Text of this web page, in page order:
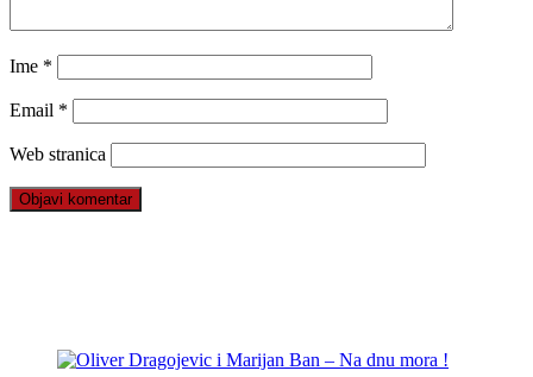
Ime *
Email *
Web stranica